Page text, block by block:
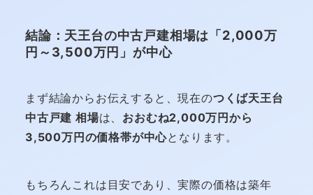
結論：天王台の中古戸建相場は「2,000万
円～3,500万円」が中心
まず結論からお伝えすると、現在のつくば天王台
中古戸建 相場は、 おおむね2,000万円から
3,500万円の価格帯が中心となります。
もちろんこれは目安であり、実際の価格は築年